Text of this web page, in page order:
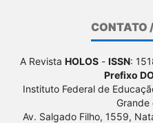
CONTATO
A Revista HOLOS - ISSN:
Prefixo
Instituto Federal de
Av. Salgado Filho, 1559,